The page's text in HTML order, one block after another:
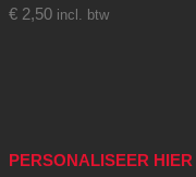
€ 2,50 incl. btw
PERSONALISEER HIER